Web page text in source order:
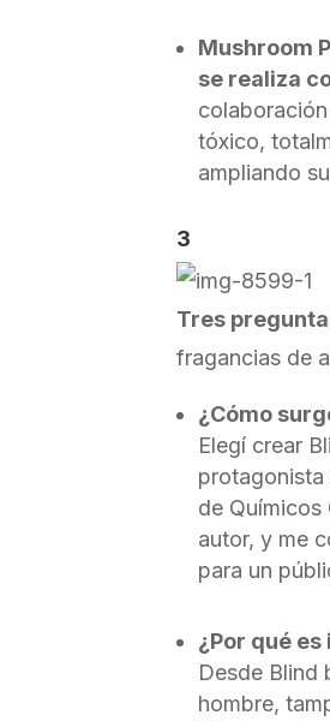
Mushroom
se realiza
tóxico,
ampliando
3
Tres
fragancias de
¿Cómo
Elegí crear
protagonista
de
autor, y me
para un
¿Por qué
Desde Blind
hombre,